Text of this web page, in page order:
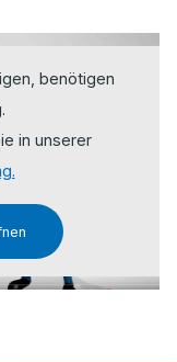
benötigen
in unserer